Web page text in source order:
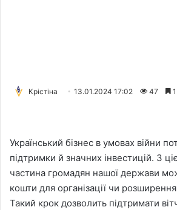
Крістіна 13.01.2024 17:02 47
Український бізнес в умовах війни
підтримки й значних інвестицій. З
частина громадян нашої держави
кошти для організації чи
Такий крок дозволить підтримати